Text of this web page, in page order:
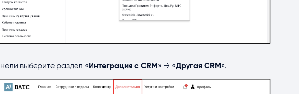
выберите раздел « Интеграция с CRM » → «Другая CRM ».